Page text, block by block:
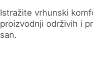
Debljina
Istražite vrhunski
proizvodnji održivih i
san.